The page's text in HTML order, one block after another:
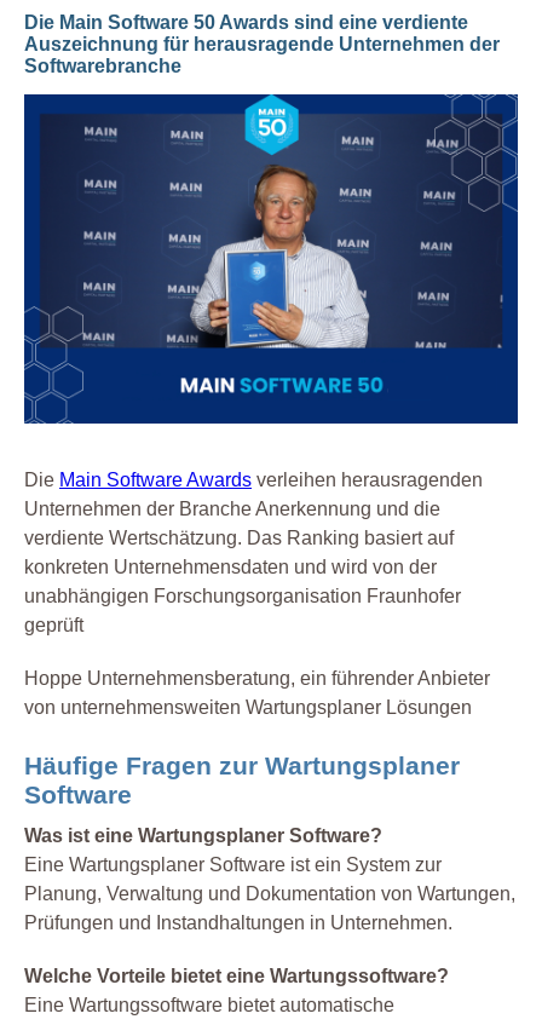
Die Main Software 50 Awards sind eine verdiente
Auszeichnung für herausragende Unternehmen der
Softwarebranche
Die Main Software Awards verleihen herausragenden
Unternehmen der Branche Anerkennung und die
verdiente Wertschätzung. Das Ranking basiert auf
konkreten Unternehmensdaten und wird von der
unabhängigen Forschungsorganisation Fraunhofer
geprüft
Hoppe Unternehmensberatung, ein führender Anbieter
von unternehmensweiten Wartungsplaner Lösungen
Häufige Fragen zur Wartungsplaner
Software
Was ist eine Wartungsplaner Software?
Eine Wartungsplaner Software ist ein System zur
Planung, Verwaltung und Dokumentation von Wartungen,
Prüfungen und Instandhaltungen in Unternehmen.
Welche Vorteile bietet eine Wartungssoftware?
Eine Wartungssoftware bietet automatische